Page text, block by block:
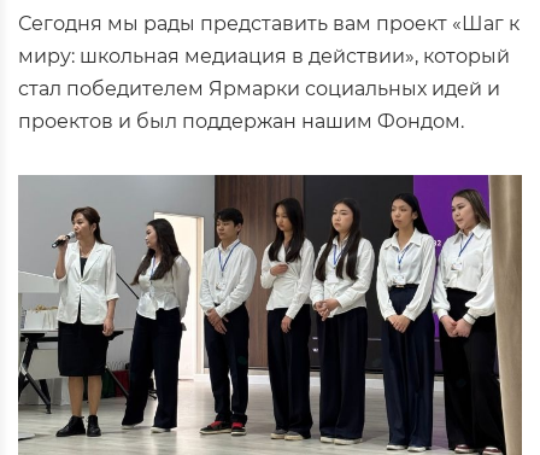
Сегодня мы рады представить вам проект «Шаг к
миру: школьная медиация в действии», который
стал победителем Ярмарки социальных идей и
проектов и был поддержан нашим Фондом.